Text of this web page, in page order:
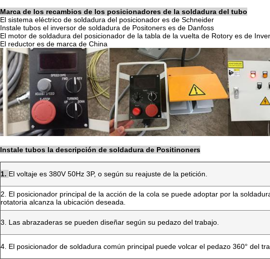
Marca de los recambios de los posicionadores de la soldadura del tubo
El sistema eléctrico de soldadura del posicionador es de Schneider
Instale tubos el inversor de soldadura de Positoners es de Danfoss
El motor de soldadura del posicionador de la tabla de la vuelta de Rotory es de
El reductor es de marca de China
Instale tubos la descripción de soldadura de Positinoners
1. El voltaje es 380V 50Hz 3P, o según su reajuste de la petición.
2. El posicionador principal de la acción de la cola se puede adoptar por la
rotatoria alcanza la ubicación deseada.
3. Las abrazaderas se pueden diseñar según su pedazo del trabajo.
4. El posicionador de soldadura común principal puede volcar el pedazo 360° del